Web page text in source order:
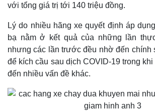
với tổng giá trị tới 140 triệu đồng.
Lý do nhiều hãng xe quyết định áp
bạ nằm ở kết quả của những lần
nhưng các lần trước đều nhờ đến chính
để kích cầu sau dịch COVID-19 trong
đến nhiều vấn đề khác.